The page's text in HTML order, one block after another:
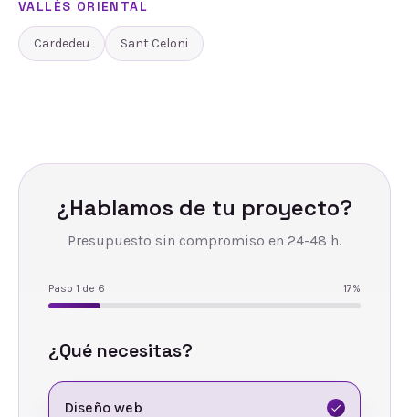
VALLÈS ORIENTAL
Cardedeu Sant Celoni
¿Hablamos de tu proyecto?
Presupuesto sin compromiso en 24-48 h.
Paso 1 de 6 17%
¿Qué necesitas?
Diseño web